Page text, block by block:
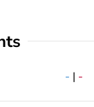
- | -